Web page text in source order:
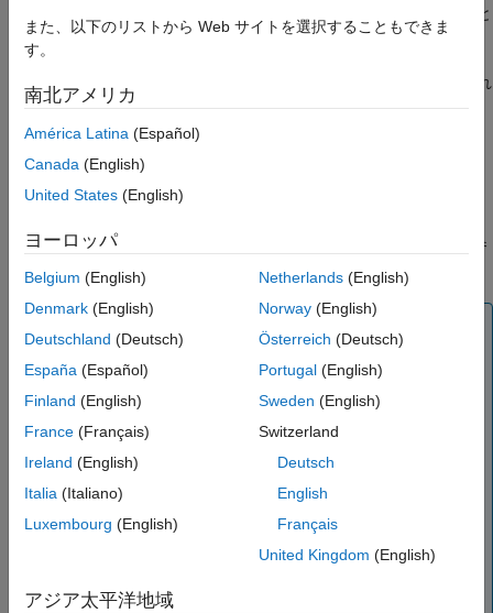
クラウドのデプロイシミュレーションをインタラクティブな Web アプリと
してホストできます。AWS® を使用して、MATLAB Web App
Server
GitHub
上のリファレンス アーキテクチャを提供しており、これ
を使用してMATLAB Web App Serverを AWS および Azure に
デプロイできます。
サーバーは、Windows
ッサ) プラットフォームで実行できます。
製品要件については、
を参
メモ
ではなく、信頼できるイントラネット環境内でのみ実行さ
れるように設計されています。詳細については、
リスク
を参照してください。
Web アプリを作成するには、MATLAB と
MATLAB のApp Designerを使用して設計されたアプリの
みを、サーバー上に Web アプリとして展開できます。サ
ーバーにデプロイするための Web アプリを作成する方法
照してください。
また、以下のリストから Web サイトを選択することもできま
す。
南北アメリカ
América Latina (Español)
Canada (English)
United States (English)
ヨーロッパ
Belgium (English)
Denmark (English)
Deutschland (Deutsch)
España (Español)
Finland (English)
France (Français)
Ireland (English)
Italia (Italiano)
Luxembourg (English)
Netherlands(English)
Norway(English)
Österreich (Deutsch)
Portugal(English)
Sweden (English)
Switzerland
Deutsch
English
Français
United Kingdom (English)
アジア太平洋地域